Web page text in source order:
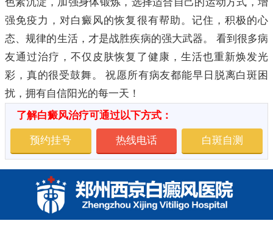
色素沉淀，加强身体锻炼，选择适合自己的运动方式，增
强免疫力，对白癜风的恢复很有帮助。记住，积极的心
态、规律的生活，才是战胜疾病的强大武器。 看到很多病
友通过治疗，不仅皮肤恢复了健康，生活也重新焕发光
彩，真的很受鼓舞。 祝愿所有病友都能早日脱离白斑困
扰，拥有自信阳光的每一天！
了解白癜风治疗可通过以下方式：
预约挂号 热线电话 白斑自测